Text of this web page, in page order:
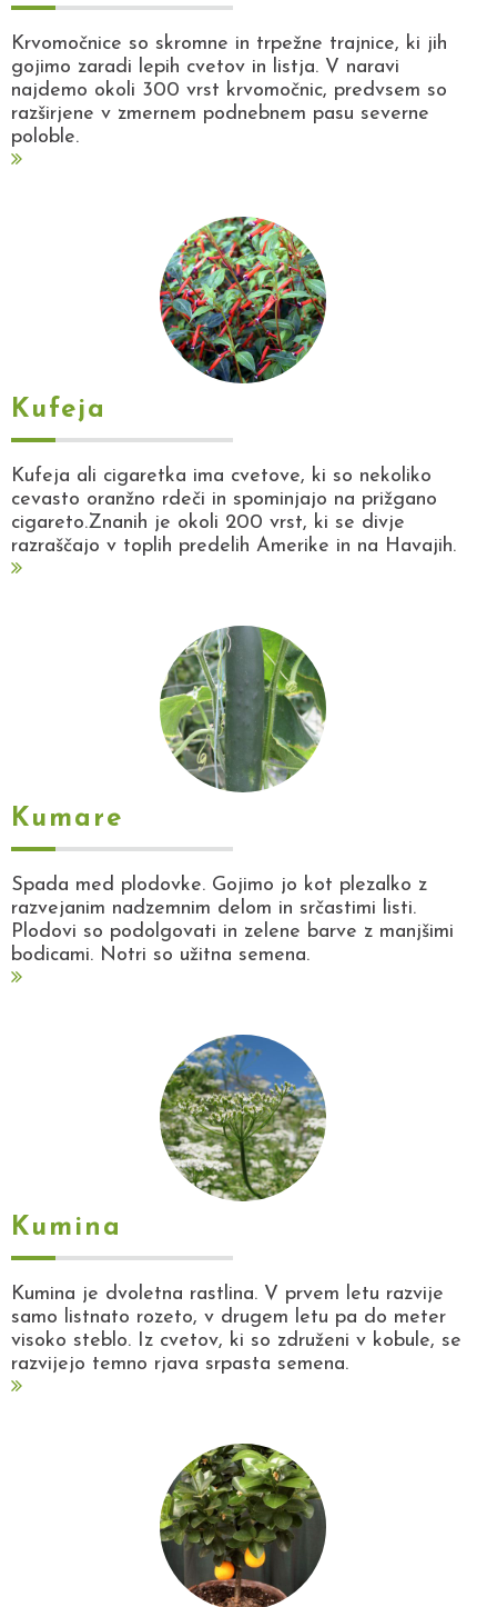
Krvomočnice so skromne in trpežne trajnice, ki jih
gojimo zaradi lepih cvetov in listja. V naravi
najdemo okoli 300 vrst krvomočnic, predvsem so
razširjene v zmernem podnebnem pasu severne
poloble.
Kufeja
Kufeja ali cigaretka ima cvetove, ki so nekoliko
cevasto oranžno rdeči in spominjajo na prižgano
cigareto.Znanih je okoli 200 vrst, ki se divje
razraščajo v toplih predelih Amerike in na Havajih.
Kumare
Spada med plodovke. Gojimo jo kot plezalko z
razvejanim nadzemnim delom in srčastimi listi.
Plodovi so podolgovati in zelene barve z manjšimi
bodicami. Notri so užitna semena.
Kumina
Kumina je dvoletna rastlina. V prvem letu razvije
samo listnato rozeto, v drugem letu pa do meter
visoko steblo. Iz cvetov, ki so združeni v kobule, se
razvijejo temno rjava srpasta semena.